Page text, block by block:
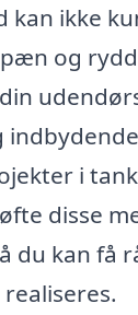
kan ikke
og
i
disse
du kan få